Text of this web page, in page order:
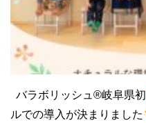
バラボリッシュ®︎岐阜県初
ルでの導入が決まりました